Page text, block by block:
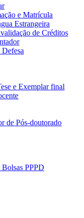
e Matrícula
Estrangeira
de Créditos
e Exemplar final
de Pós-doutorado
PPPD